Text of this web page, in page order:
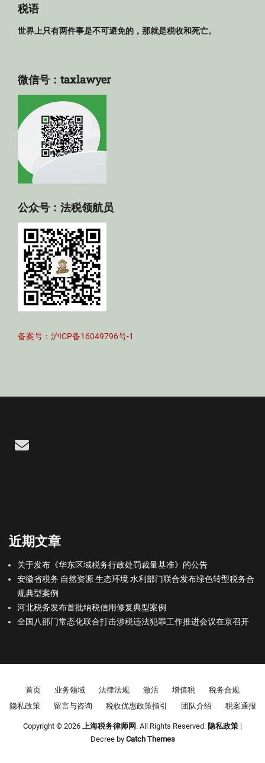
库
税语
世界上只有两件事是不可避免的，那就是税收和死亡。
微信号：taxlawyer
公众号：法税领航员
备案号：沪ICP备16049796号-1
Email
近期文章
关于发布《华东区域税务行政处罚裁量基准》的公告
安徽省税务 自然资源 生态环境 水利部门联合发布绿色转型税务合
规典型案例
河北税务发布首批纳税信用修复典型案例
全国八部门常态化联合打击涉税违法犯罪工作推进会议在京召开
Footer menu
首页 业务领域 法律法规 激活 增值税
税务合规
隐私政策
留言与咨询 税收优惠政策指引 团队介绍 税案通报
Copyright © 2026 上海税务律师网 . All Rights Reserved. 隐私政策 |
Decree by Catch Themes